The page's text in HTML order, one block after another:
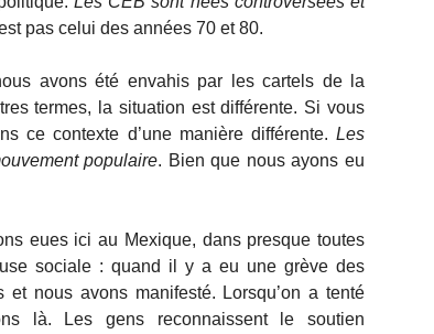
pas celui des années 70 et 80.
avons été envahis par les cartels de la
termes, la situation est différente. Si vous
ce contexte d’une manière différente. Les
populaire. Bien que nous ayons eu
eues ici au Mexique, dans presque toutes
sociale : quand il y a eu une grève des
nous avons manifesté. Lorsqu’on a tenté
là. Les gens reconnaissent le soutien